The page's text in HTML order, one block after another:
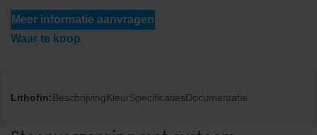
Meer informatie aanvragen
Waar te koop
Lithofin:BeschrijvingKleurSpecificatiesDocumentatie